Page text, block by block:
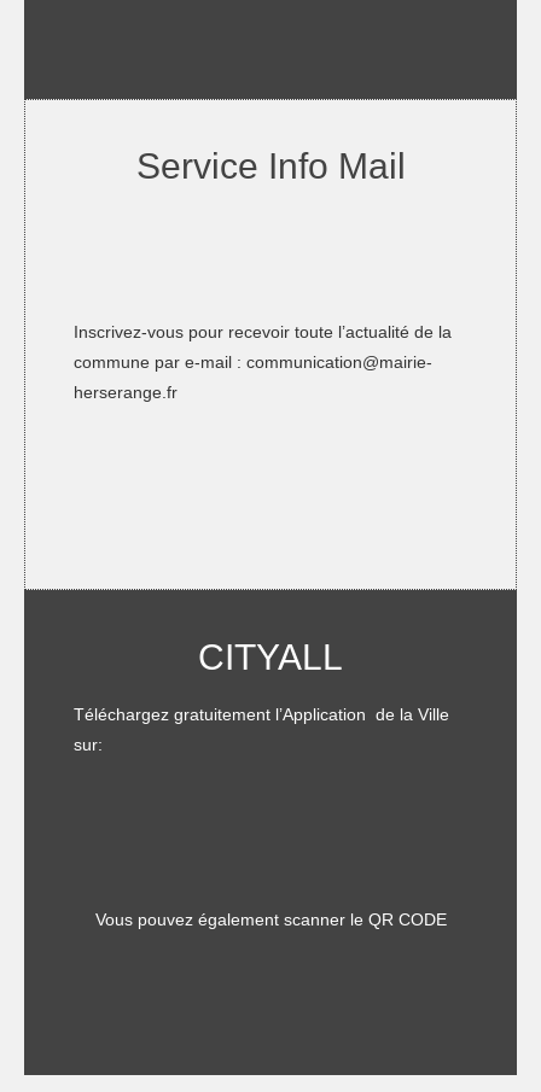
Service Info Mail
Inscrivez-vous pour recevoir toute l’actualité de la
commune par e-mail : communication@mairie-
herserange.fr
CITYALL
Téléchargez gratuitement l’Application de la Ville
sur:
Vous pouvez également scanner le QR CODE